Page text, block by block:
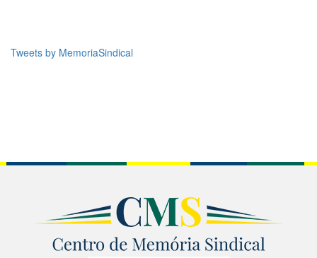
Tweets by MemoriaSindical